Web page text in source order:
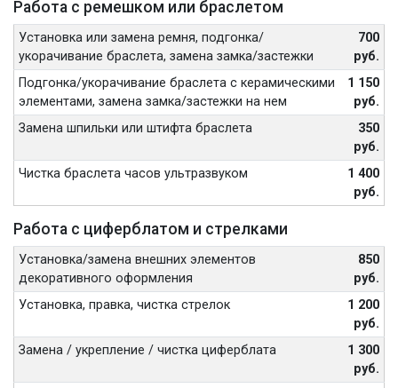
Работа с ремешком или браслетом
Установка или замена ремня, подгонка/
укорачивание браслета, замена замка/застежки
700
руб.
Подгонка/укорачивание браслета с керамическими
элементами, замена замка/застежки на нем
1 150
руб.
Замена шпильки или штифта браслета
350
руб.
Чистка браслета часов ультразвуком
1 400
руб.
Работа с циферблатом и стрелками
Установка/замена внешних элементов
декоративного оформления
850
руб.
Установка, правка, чистка стрелок
1 200
руб.
Замена / укрепление / чистка циферблата
1 300
руб.